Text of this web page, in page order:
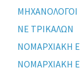
ΜΗΧΑΝΟΛΟΓΟΙ
ΝΕ ΤΡΙΚΑΛΩΝ
ΝΟΜΑΡΧΙΑΚΗ
ΝΟΜΑΡΧΙΑΚΗ